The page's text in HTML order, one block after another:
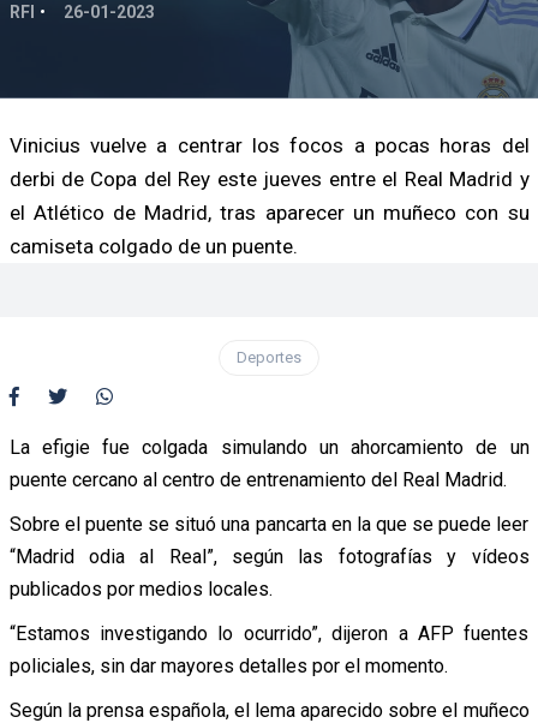
RFI 26-01-2023
Vinicius vuelve a centrar los focos a pocas horas del
derbi de Copa del Rey este jueves entre el Real Madrid y
el Atlético de Madrid, tras aparecer un muñeco con su
camiseta colgado de un puente.
Deportes
La efigie fue colgada simulando un ahorcamiento de un
puente cercano al centro de entrenamiento del Real Madrid.
Sobre el puente se situó una pancarta en la que se puede leer
“Madrid odia al Real”, según las fotografías y vídeos
publicados por medios locales.
“Estamos investigando lo ocurrido”, dijeron a AFP fuentes
policiales, sin dar mayores detalles por el momento.
Según la prensa española, el lema aparecido sobre el muñeco